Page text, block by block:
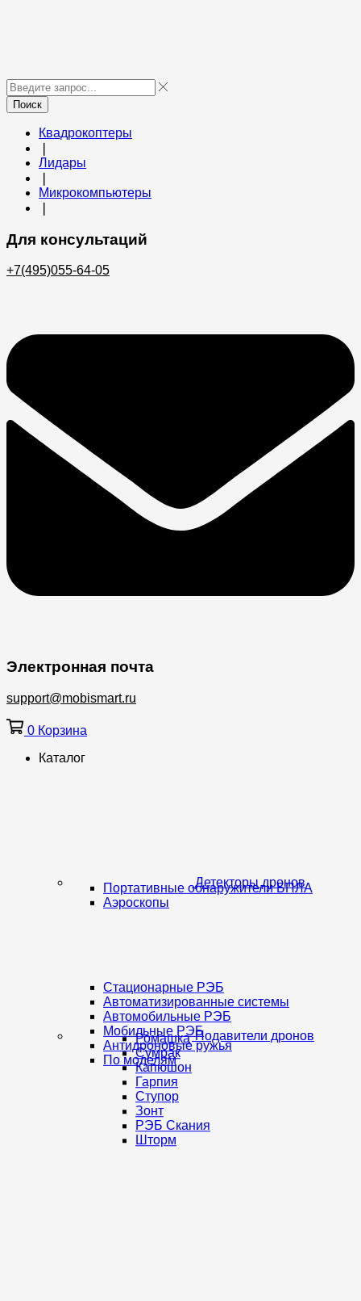
Поиск
Квадрокоптеры
Лидары
Микрокомпьютеры
Для консультаций
+7(495)055-64-05
Электронная почта
support@mobismart.ru
0 Корзина
Каталог
Детекторы дронов
Портативные обнаружители БПЛА
Аэроскопы
Подавители дронов
Стационарные РЭБ
Автоматизированные системы
Автомобильные РЭБ
Мобильные РЭБ
Антидроновые ружья
По моделям
Ромашка
Сумрак
Капюшон
Гарпия
Ступор
Зонт
РЭБ Скания
Шторм